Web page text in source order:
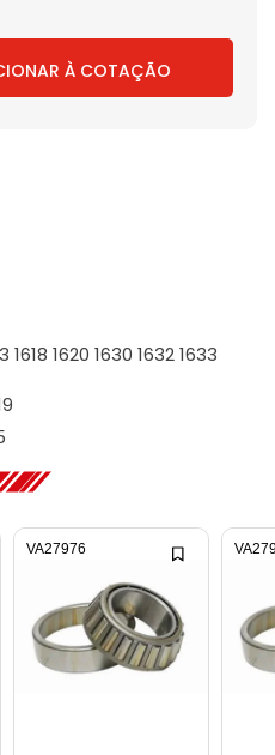
À COTAÇÃO
1620 1630 1632 1633
VA27976